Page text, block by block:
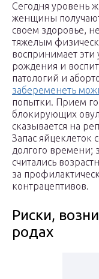
Сегодня уровень
женщины получают
своем здоровье,
тяжелым
воспринимает эти
рождения и
патологий и
забеременеть
попытки. Прием
блокирующих
сказывается на
Запас яйцеклеток
долгого времени;
считались
за
контрацептивов.
Риски,
родах